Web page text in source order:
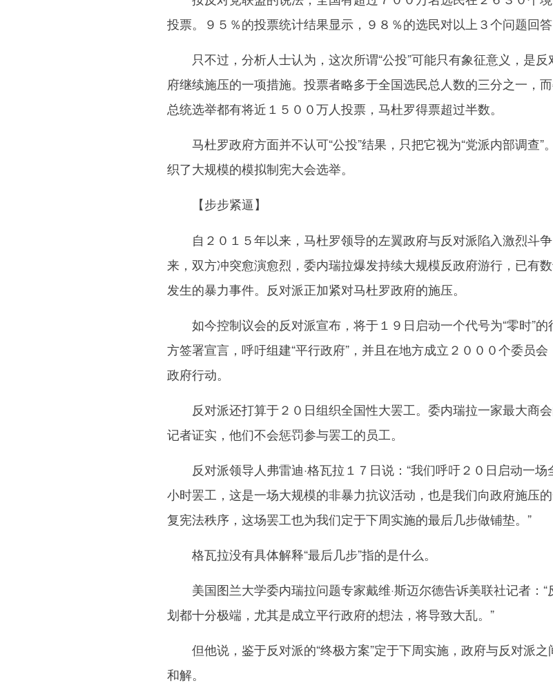
投票。９５％的投票统计结果显示，９８％的选民对以上３个问题回答
只不过，分析人士认为，这次所谓“公投”可能只有象征意义，是反
府继续施压的一项措施。投票者略多于全国选民总人数的三分之一，
总统选举都有将近１５００万人投票，马杜罗得票超过半数。
马杜罗政府方面并不认可“公投”结果，只把它视为“党派内部调查”
织了大规模的模拟制宪大会选举。
【步步紧逼】
自２０１５年以来，马杜罗领导的左翼政府与反对派陷入激烈斗
来，双方冲突愈演愈烈，委内瑞拉爆发持续大规模反政府游行，已有
发生的暴力事件。反对派正加紧对马杜罗政府的施压。
如今控制议会的反对派宣布，将于１９日启动一个代号为“零时”的
方签署宣言，呼吁组建“平行政府”，并且在地方成立２０００个委员会
政府行动。
反对派还打算于２０日组织全国性大罢工。委内瑞拉一家最大商
记者证实，他们不会惩罚参与罢工的员工。
反对派领导人弗雷迪·格瓦拉１７日说：“我们呼吁２０日启动一场
小时罢工，这是一场大规模的非暴力抗议活动，也是我们向政府施压
复宪法秩序，这场罢工也为我们定于下周实施的最后几步做铺垫。”
格瓦拉没有具体解释“最后几步”指的是什么。
美国图兰大学委内瑞拉问题专家戴维·斯迈尔德告诉美联社记者：“
划都十分极端，尤其是成立平行政府的想法，将导致大乱。”
但他说，鉴于反对派的“终极方案”定于下周实施，政府与反对派之
和解。